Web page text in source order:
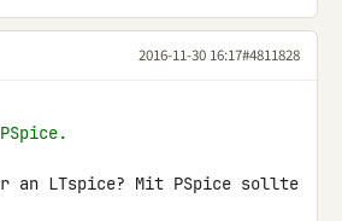
2016-11-30 16:17#4811828
an LTspice? Mit PSpice sollte